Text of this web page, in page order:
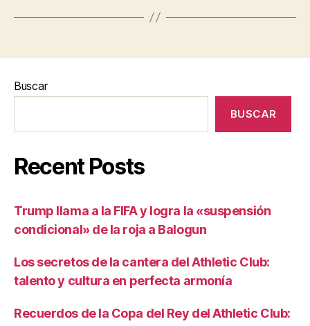
Buscar
BUSCAR
Recent Posts
Trump llama a la FIFA y logra la «suspensión
condicional» de la roja a Balogun
Los secretos de la cantera del Athletic Club:
talento y cultura en perfecta armonía
Recuerdos de la Copa del Rey del Athletic Club: